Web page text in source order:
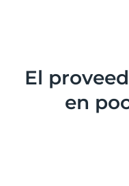
El
en